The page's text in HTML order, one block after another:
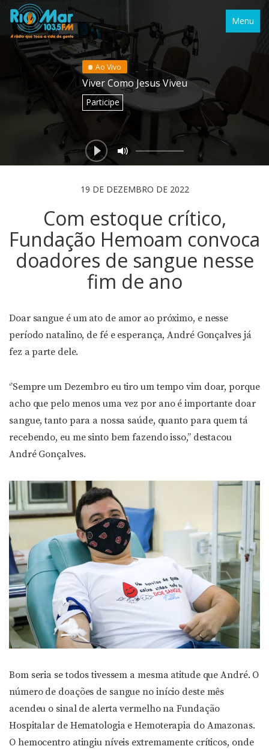
Menu
Ao Vivo
Viver Como Jesus Viveu
Participe
19 DE DEZEMBRO DE 2022
Com estoque crítico,
Fundação Hemoam convoca
doadores de sangue nesse
fim de ano
Doar sangue é um ato de amor ao próximo, e nesse
período natalino, de fé e esperança, André Gonçalves já
fez a parte dele.
‘’Sempre um Dezembro eu tiro um tempo vim doar, porque
acho que pelo menos uma vez por ano é importante doar
sangue, tanto para a nossa saúde, quanto para quem tá
recebendo, eu me sinto bem fazendo isso,’’ destacou
André Gonçalves.
Bom seria se todos tivessem a mesma atitude que André. O
número de doações de sangue no início deste mês
acendeu o sinal de alerta vermelho na Fundação
Hospitalar de Hematologia e Hemoterapia do Amazonas.
O hemocentro atingiu níveis extremamente críticos, onde